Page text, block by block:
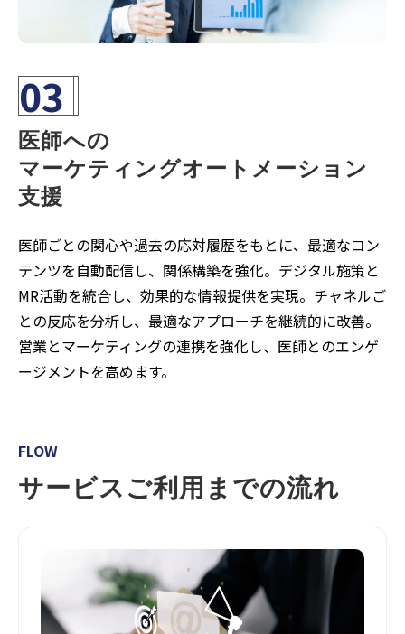
03
医師への
マーケティングオートメーション
支援
医師ごとの関心や過去の応対履歴をもとに、最適なコン
テンツを自動配信し、関係構築を強化。デジタル施策と
MR活動を統合し、効果的な情報提供を実現。チャネルご
との反応を分析し、最適なアプローチを継続的に改善。
営業とマーケティングの連携を強化し、医師とのエンゲ
ージメントを高めます。
FLOW
サービスご利用までの流れ